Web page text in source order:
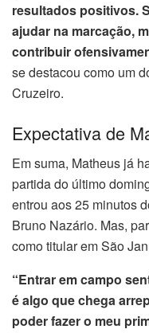
resultados positivos.
ajudar na marcação,
contribuir
se destacou como um
Cruzeiro.
Expectativa de
Em suma, Matheus já
partida do último
entrou aos 25 minutos
Bruno Nazário. Mas,
como titular em São
“Entrar em campo
é algo que chega
poder fazer o meu